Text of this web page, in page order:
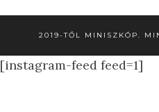
2019-TŐL MINISZKÓP.
[instagram-feed feed=1]